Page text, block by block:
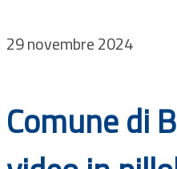
Progetti
Bandi
29 novembre 2024
Comune di